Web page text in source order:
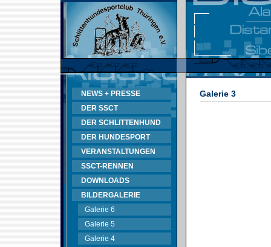
NEWS + PRESSE
DER SSCT
DER SCHLITTENHUND
DER HUNDESPORT
VERANSTALTUNGEN
SSCT-RENNEN
DOWNLOADS
BILDERGALERIE
Galerie 6
Galerie 5
Galerie 4
Galerie 3